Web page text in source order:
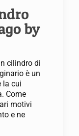
by
cilindro di
è un
la cui
Come
motivi
e ne